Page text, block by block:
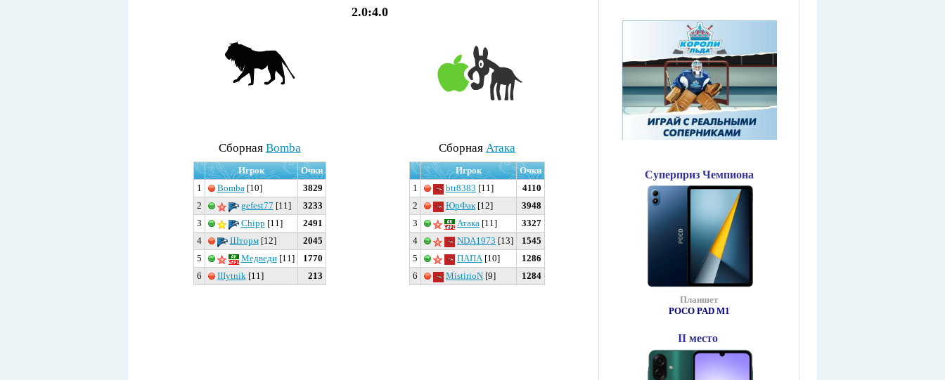
2.0:4.0
Cборная Bomba
Игрок
Очки
1
Bomba[10]
3829
2
gefest77 [11]
3233
3
Chipp [11]
2491
4
Шторм[12]
2045
5
Медведи[11]
1770
6
IIIytnik[11] 213
Cборная Атака
Игрок
Очки
1
btr8383 [11]
4110
2
ЮрФак[12]
3948
3
Атака [11]
3327
4
NDA1973 [13]
1545
5
ПАПА[10]
1286
6
MistirioN [9] 1284
Суперприз Чемпиона
Планшет
POCO PAD М1
II место